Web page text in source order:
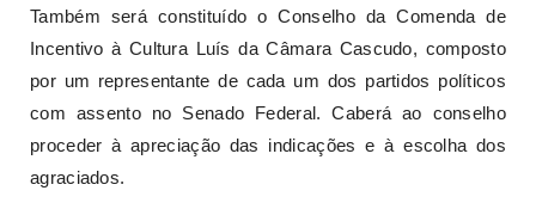
Também será constituído o Conselho da Comenda de
Incentivo à Cultura Luís da Câmara Cascudo, composto
por um representante de cada um dos partidos políticos
com assento no Senado Federal. Caberá ao conselho
proceder à apreciação das indicações e à escolha dos
agraciados.